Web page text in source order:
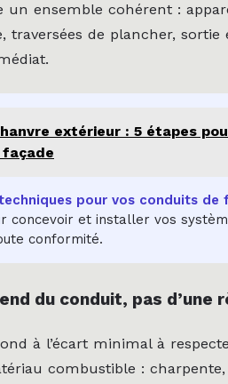
ensemble cohérent :
de plancher, sortie
extérieur : 5 étapes
pour vos conduits de
et installer vos
conformité.
du conduit, pas d’une
à l’écart minimal à
combustible :